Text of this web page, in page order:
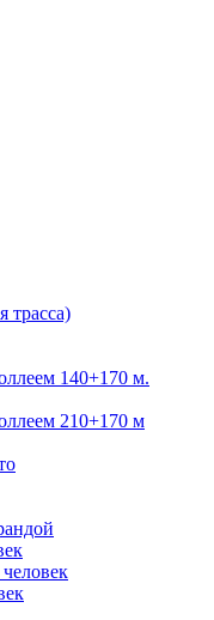
трасса)
140+170 м.
210+170 м